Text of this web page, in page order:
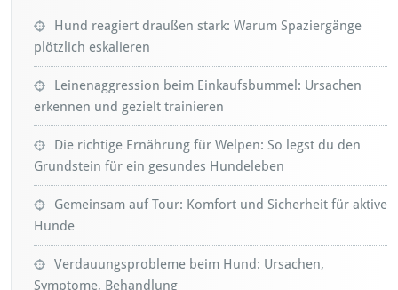
Hund reagiert draußen stark: Warum Spaziergänge
plötzlich eskalieren
Leinenaggression beim Einkaufsbummel: Ursachen
erkennen und gezielt trainieren
Die richtige Ernährung für Welpen: So legst du den
Grundstein für ein gesundes Hundeleben
Gemeinsam auf Tour: Komfort und Sicherheit für aktive
Hunde
Verdauungsprobleme beim Hund: Ursachen,
Symptome, Behandlung